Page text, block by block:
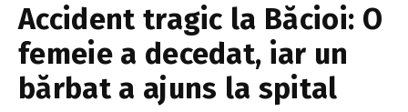
Accident tragic la Băcioi: O
femeie a decedat, iar un
bărbat a ajuns la spital